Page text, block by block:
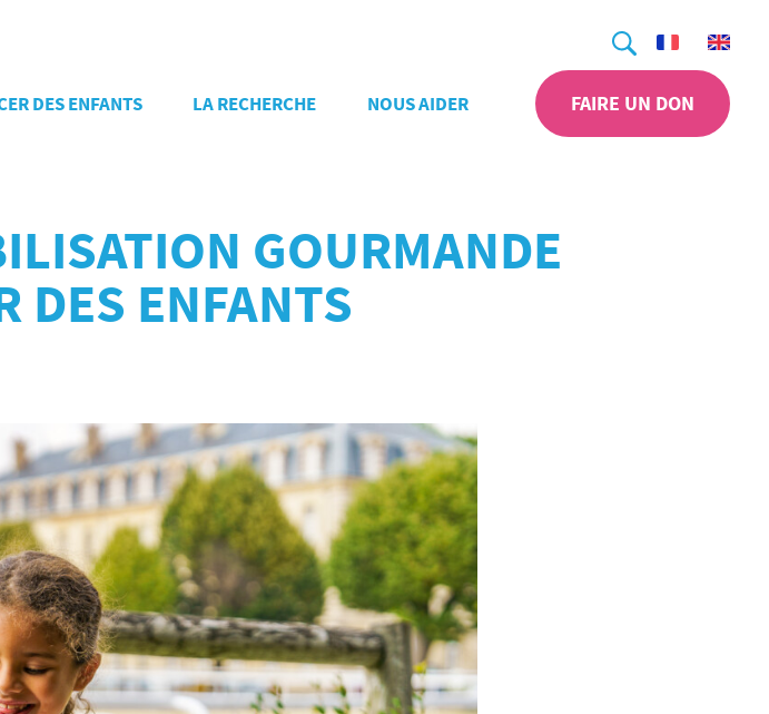
Recherche
DES ENFANTS LA RECHERCHE NOUS AIDER FAIRE UN DON
GOURMANDE
DES ENFANTS